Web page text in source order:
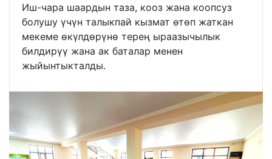
Иш-чара шаардын таза, кооз жана коопсуз
болушу үчүн талыкпай кызмат өтөп жаткан
мекеме өкүлдөрүнө терең ыраазычылык
билдирүү жана ак баталар менен
жыйынтыкталды.